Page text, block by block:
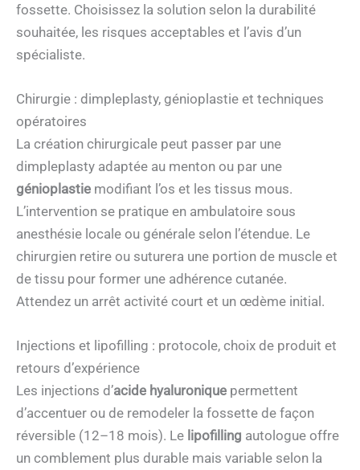
fossette. Choisissez la solution selon la durabilité
souhaitée, les risques acceptables et l’avis d’un
spécialiste.
Chirurgie : dimpleplasty, génioplastie et techniques
opératoires
La création chirurgicale peut passer par une
dimpleplasty adaptée au menton ou par une
génioplastie modifiant l’os et les tissus mous.
L’intervention se pratique en ambulatoire sous
anesthésie locale ou générale selon l’étendue. Le
chirurgien retire ou suturera une portion de muscle et
de tissu pour former une adhérence cutanée.
Attendez un arrêt activité court et un œdème initial.
Injections et lipofilling : protocole, choix de produit et
retours d’expérience
Les injections d’acide hyaluronique permettent
d’accentuer ou de remodeler la fossette de façon
réversible (12–18 mois). Le lipofilling autologue offre
un comblement plus durable mais variable selon la